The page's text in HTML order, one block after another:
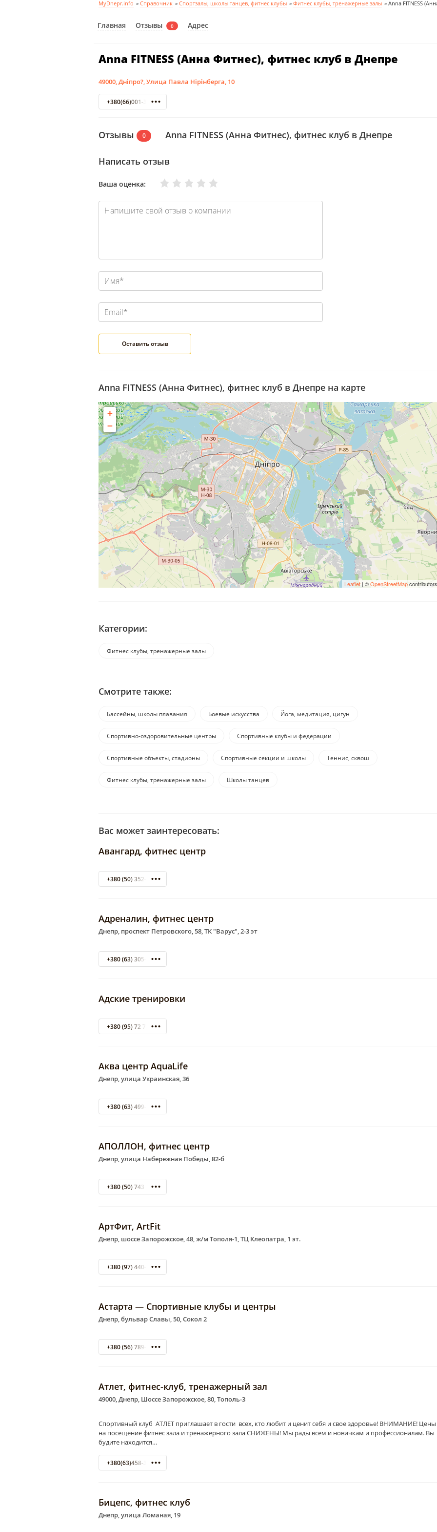
MyDnepr.info » Справочник » Спортзалы, школы танцев, фитнес клубы » Фитнес клубы, тренажерные залы » Anna FITNESS
Главная Отзывы 0 Адрес
Anna FITNESS (Анна Фитнес), фитнес клуб в Днепре
49000, Дніпро?, Улица Павла Нірінберга, 10
+380(66)001-36-29
Отзывы 0 Anna FITNESS (Анна Фитнес), фитнес клуб в Днепре
Написать отзыв
Ваша оценка: Отлично
Хорошо
Нормально
Плохо
Очень плохо
Anna FITNESS (Анна Фитнес), фитнес клуб в Днепре на карте
+
−
Leaflet | ©OpenStreetMapcontributors
Категории:
Фитнес клубы, тренажерные залы
Смотрите также:
Бассейны, школы плавания Боевые искусства Йога, медитация, цигун
Спортивно-оздоровительные центры Спортивные клубы и федерации
Спортивные объекты, стадионы Спортивные секции и школы Теннис, сквош
Фитнес клубы, тренажерные залы Школы танцев
Вас может заинтересовать:
Авангард, фитнес центр
+380 (50) 352-36-27
Адреналин, фитнес центр
Днепр, проспект Петровского, 58, ТК "Варус", 2-3 эт
+380 (63) 305-77-07
Адские тренировки
+380 (95) 72 72 72 2
Аква центр AquaLife
Днепр, улица Украинская, 36
+380 (63) 499-87-15
АПОЛЛОН, фитнес центр
Днепр, улица Набережная Победы, 82-б
+380 (50) 743 37 31
АртФит, АrtFit
Днепр, шоссе Запорожское, 48, ж/м Тополя-1, ТЦ Клеопатра, 1 эт.
+380 (97) 440-85-88
Астарта — Спортивные клубы и центры
Днепр, бульвар Славы, 50, Сокол 2
+380 (56) 789-75-50
Атлет, фитнес-клуб, тренажерный зал
49000, Днепр, Шоссе Запорожское, 80, Тополь-3
Спортивный клуб АТЛЕТ приглашает в гости всех, кто любит и ценит себя и свое здоровье! ВНИМАНИЕ! Цены
на посещение фитнес зала и тренажерного зала СНИЖЕНЫ! Мы рады всем и новичкам и профессионалам. Вы
будите находится…
+380(63)458-33-87
Бицепс, фитнес клуб
Днепр, улица Ломаная, 19